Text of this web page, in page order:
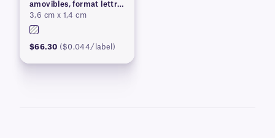
amovibles, format lettre
US
3,6 cm x 1,4 cm
$66.30 ($0.044/label)